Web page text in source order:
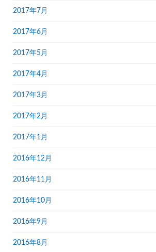
2017年7月
2017年6月
2017年5月
2017年4月
2017年3月
2017年2月
2017年1月
2016年12月
2016年11月
2016年10月
2016年9月
2016年8月